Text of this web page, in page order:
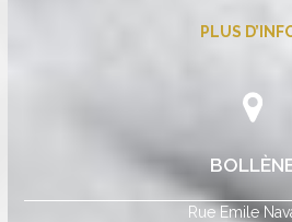
PLUS
Rue Emile